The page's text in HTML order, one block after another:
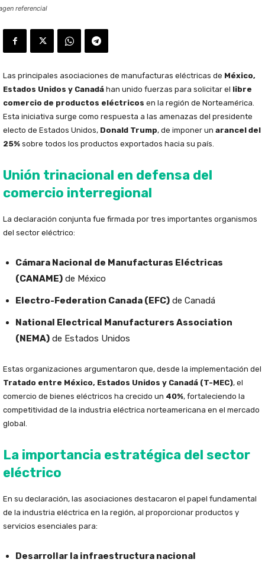
referencial
Las principales asociaciones de manufacturas eléctricas de México,
Estados Unidos y Canadá han unido fuerzas para solicitar el libre
comercio de productos eléctricos en la región de Norteamérica.
Esta iniciativa surge como respuesta a las amenazas del presidente
electo de Estados Unidos, Donald Trump, de imponer un arancel del
25% sobre todos los productos exportados hacia su país.
Unión trinacional en defensa del
comercio interregional
La declaración conjunta fue firmada por tres importantes organismos
del sector eléctrico:
Cámara Nacional de Manufacturas Eléctricas
(CANAME) de México
Electro-Federation Canada (EFC) de Canadá
National Electrical Manufacturers Association
(NEMA) de Estados Unidos
Estas organizaciones argumentaron que, desde la implementación del
Tratado entre México, Estados Unidos y Canadá (T-MEC), el
comercio de bienes eléctricos ha crecido un 40%, fortaleciendo la
competitividad de la industria eléctrica norteamericana en el mercado
global.
La importancia estratégica del sector
eléctrico
En su declaración, las asociaciones destacaron el papel fundamental
de la industria eléctrica en la región, al proporcionar productos y
servicios esenciales para:
Desarrollar la infraestructura nacional